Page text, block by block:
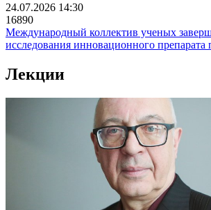
24.07.2026 14:30
16890
Международный коллектив ученых
исследования инновационного препарата
Лекции